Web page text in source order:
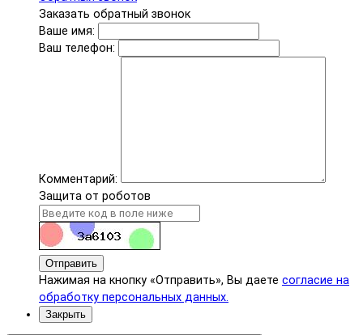
Заказать обратный звонок
Ваше имя:
Ваш телефон:
Комментарий:
Защита от роботов
Отправить
Нажимая на кнопку «Отправить», Вы даете согласие на
обработку персональных данных.
Закрыть